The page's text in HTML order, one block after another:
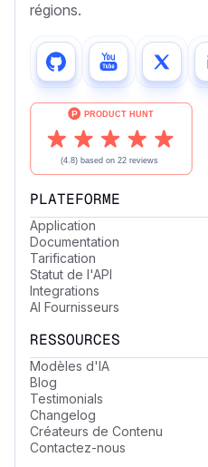
régions.
PLATEFORME
Application
Documentation
Tarification
Statut de l'API
Integrations
AI Fournisseurs
RESSOURCES
Modèles d'IA
Blog
Testimonials
Changelog
Créateurs de Contenu
Contactez-nous